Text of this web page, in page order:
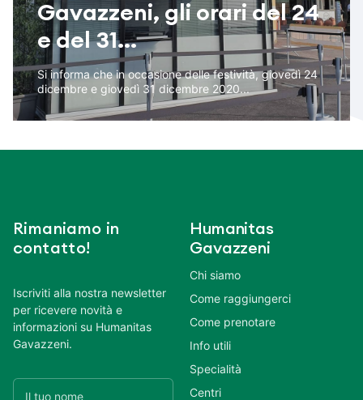
Gavazzeni, gli orari del 24
e del 31...
Si informa che in occasione delle festività, giovedì 24
dicembre e giovedì 31 dicembre 2020...
Rimaniamo in
contatto!
Iscriviti alla nostra newsletter
per ricevere novità e
informazioni su Humanitas
Gavazzeni.
Humanitas
Gavazzeni
Chi siamo
Come raggiungerci
Come prenotare
Info utili
Specialità
Centri